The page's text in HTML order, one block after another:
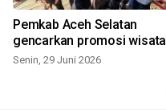
Pemkab Aceh Selatan
gencarkan promosi wisata
Senin, 29 Juni 2026